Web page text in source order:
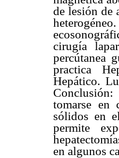
de lesión de
cirugía
percútanea
practica
Hepático.
Conclusión:
tomarse en
sólidos en
permite
en algunos